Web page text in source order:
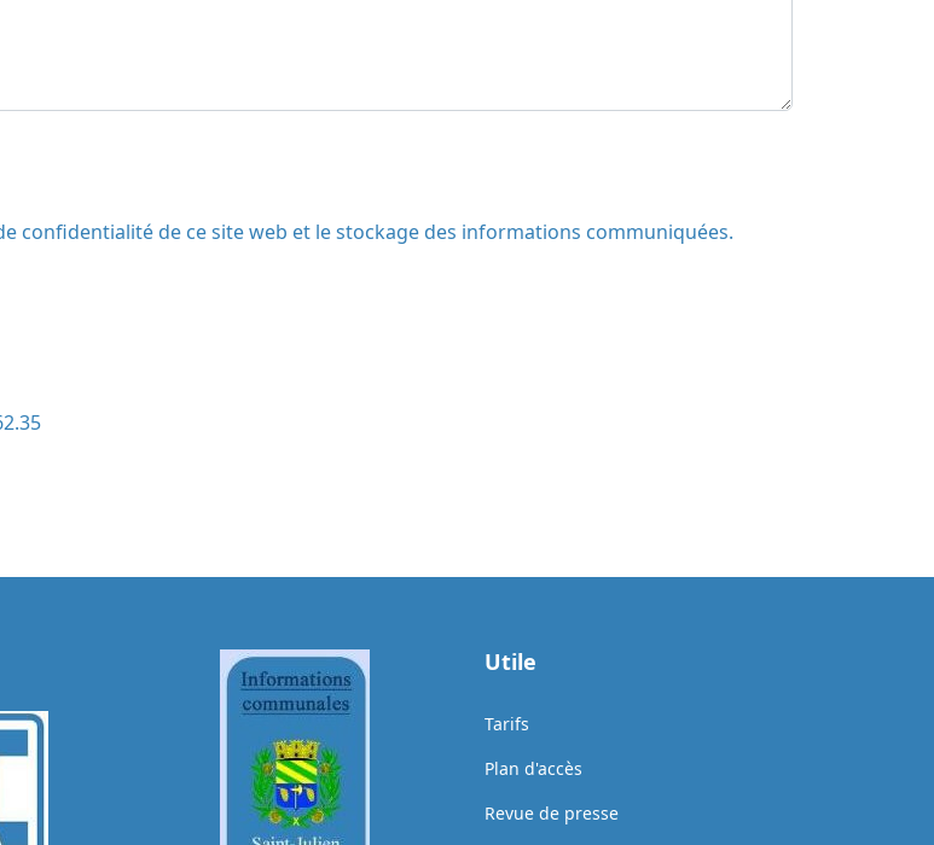
confidentialité de ce site web et le stockage des informations communiquées.
Utile
Tarifs
Plan d'accès
Revue de presse